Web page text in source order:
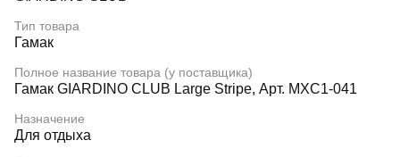
Тип товара
Гамак
Полное название товара (у поставщика)
Гамак GIARDINO CLUB Large Stripe, Арт. MXC1-041
Назначение
Для отдыха